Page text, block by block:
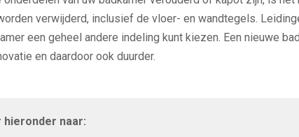
verwijderd, inclusief de vloer- en wandtegels.
een geheel andere indeling kunt kiezen. Een nieuwe
en daardoor ook duurder.
hieronder naar: